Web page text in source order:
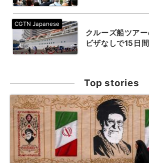
クルーズ船ツアー
ビザなしで15日
Top stories